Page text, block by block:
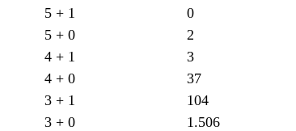
5 + 1
0
5 + 0
2
4 + 1
3
4 + 0
37
3 + 1
104
3 + 0
1.506